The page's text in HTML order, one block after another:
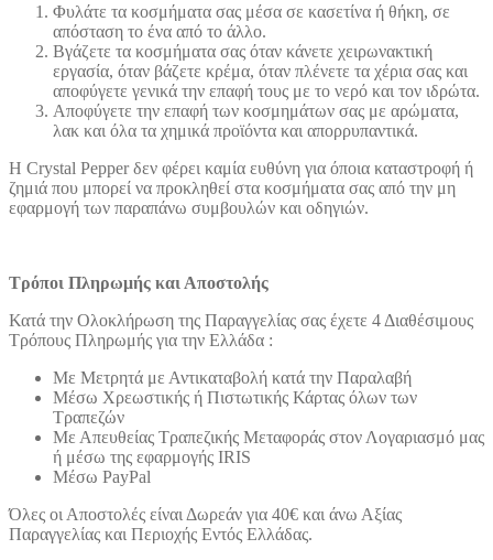
Φυλάτε τα κοσμήματα σας μέσα σε κασετίνα ή θήκη, σε
απόσταση το ένα από το άλλο.
Βγάζετε τα κοσμήματα σας όταν κάνετε χειρωνακτική
εργασία, όταν βάζετε κρέμα, όταν πλένετε τα χέρια σας και
αποφύγετε γενικά την επαφή τους με το νερό και τον ιδρώτα.
Αποφύγετε την επαφή των κοσμημάτων σας με αρώματα,
λακ και όλα τα χημικά προϊόντα και απορρυπαντικά.
Η Crystal Pepper δεν φέρει καμία ευθύνη για όποια καταστροφή ή
ζημιά που μπορεί να προκληθεί στα κοσμήματα σας από την μη
εφαρμογή των παραπάνω συμβουλών και οδηγιών.
Τρόποι Πληρωμής και Αποστολής
Κατά την Ολοκλήρωση της Παραγγελίας σας έχετε 4 Διαθέσιμους
Τρόπους Πληρωμής για την Ελλάδα :
Με Μετρητά με Αντικαταβολή κατά την Παραλαβή
Μέσω Χρεωστικής ή Πιστωτικής Κάρτας όλων των
Τραπεζών
Με Απευθείας Τραπεζικής Μεταφοράς στον Λογαριασμό μας
ή μέσω της εφαρμογής IRIS
Μέσω PayPal
Όλες οι Αποστολές είναι Δωρεάν για 40€ και άνω Αξίας
Παραγγελίας και Περιοχής Εντός Ελλάδας.